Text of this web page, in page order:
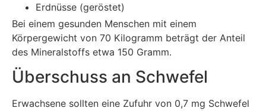
Erdnüsse (geröstet)
Bei einem gesunden Menschen mit einem
Körpergewicht von 70 Kilogramm beträgt der Anteil
des Mineralstoffs etwa 150 Gramm.
Überschuss an Schwefel
Erwachsene sollten eine Zufuhr von 0,7 mg Schwefel